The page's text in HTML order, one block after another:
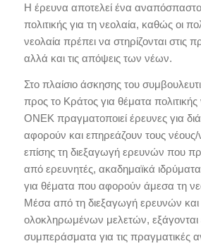
Η έρευνα αποτελεί ένα
πολιτικής για τη νεολαία, καθώς οι
νεολαία πρέπει να στηρίζονται στις
αλλά και τις απόψεις των νέων.
Στο πλαίσιο άσκησης του
προς το Κράτος για θέματα πολιτικής
ΟΝΕΚ πραγματοποιεί έρευνες για
αφορούν και επηρεάζουν τους νέους/
επίσης τη διεξαγωγή ερευνών που
από ερευνητές, ακαδημαϊκά
για θέματα που αφορούν άμεσα τη
Μέσα από τη διεξαγωγή ερευνών
ολοκληρωμένων μελετών, εξάγονται
συμπεράσματα για τις πραγματικές